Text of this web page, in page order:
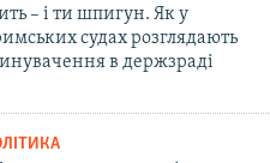
– і ти шпигун. Як у
судах розглядають
в держзраді